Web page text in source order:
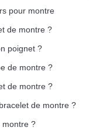
pour montre
de montre ?
poignet ?
de montre ?
de montre ?
de montre ?
montre ?